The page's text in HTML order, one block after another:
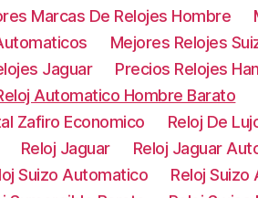
Marcas De Relojes Hombre
Mejores Relojes
Jaguar Precios Relojes
Automatico Hombre Barato
Zafiro Economico
Reloj De
Reloj Jaguar Reloj Jaguar
Suizo Automatico Reloj Suizo